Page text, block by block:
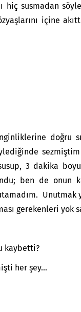
susmadan
içine
doğru
3 dakika
ben de onun
Unutmak
gerekenleri yok
kaybetti?
her şey…